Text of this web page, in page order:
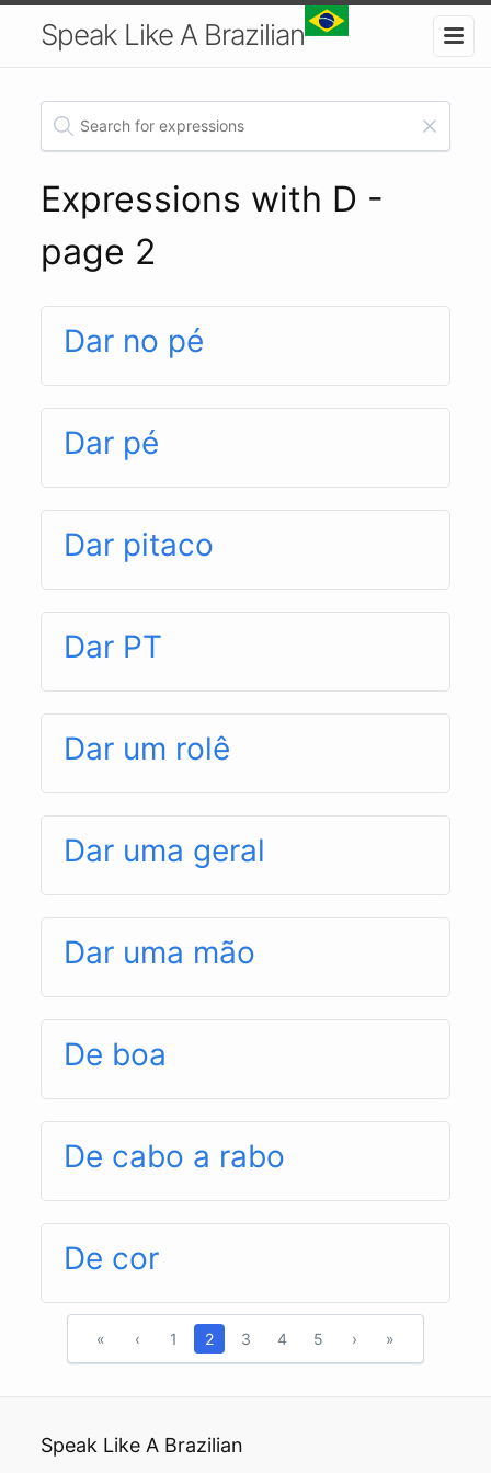
Speak Like A Brazilian
Expressions with D -
page 2
Dar no pé
Dar pé
Dar pitaco
Dar PT
Dar um rolê
Dar uma geral
Dar uma mão
De boa
De cabo a rabo
De cor
« ‹ 1 2 3 4 5 › »
Speak Like A Brazilian